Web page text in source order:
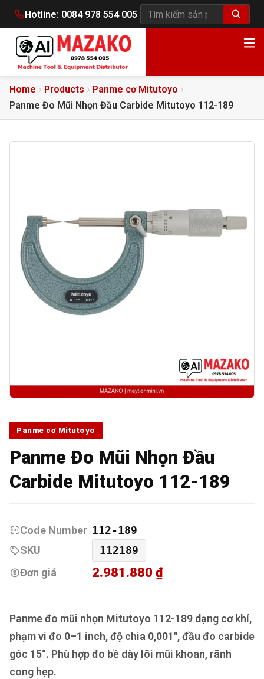
Hotline: 0084 978 554 005
Tìm kiếm sản phẩm
Home Products
Panme cơ Mitutoyo
Panme Đo Mũi Nhọn Đầu Carbide Mitutoyo 112-189
Panme cơ Mitutoyo
Panme Đo Mũi Nhọn Đầu
Carbide Mitutoyo 112-189
Code Number 112-189
SKU
112189
Đơn giá
2.981.880 ₫
Panme đo mũi nhọn Mitutoyo 112-189 dạng cơ khí,
phạm vi đo 0–1 inch, độ chia 0,001", đầu đo carbide
góc 15°. Phù hợp đo bề dày lõi mũi khoan, rãnh
cong hẹp.